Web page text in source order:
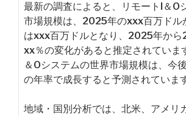
最新の調査によると、リモートI＆O
市場規模は、2025年のxxx百万ド
はxxx百万ドルとなり、2025年か
xx％の変化があると推定されていま
＆Oシステムの世界市場規模は、今
の年率で成長すると予測されていま
地域・国別分析では、北米、アメリ